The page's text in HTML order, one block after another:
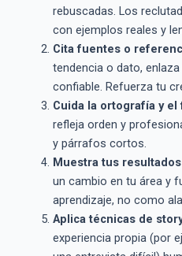
rebuscadas. Los
con ejemplos reales y
Cita fuentes o
tendencia o dato,
confiable. Refuerza tu
Cuida la ortografía y el
refleja orden y
y párrafos cortos.
Muestra tus
un cambio en tu área y
aprendizaje, no como
Aplica técnicas de
experiencia propia (por